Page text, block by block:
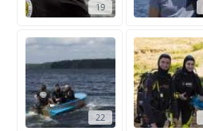
19
22